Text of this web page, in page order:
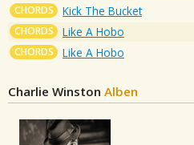
CHORDS Kick The Bucket
CHORDS Like A Hobo
CHORDS Like A Hobo
Charlie Winston Alben